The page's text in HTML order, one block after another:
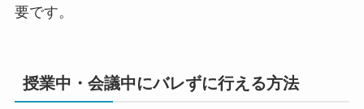
要です。
授業中・会議中にバレずに行える方法